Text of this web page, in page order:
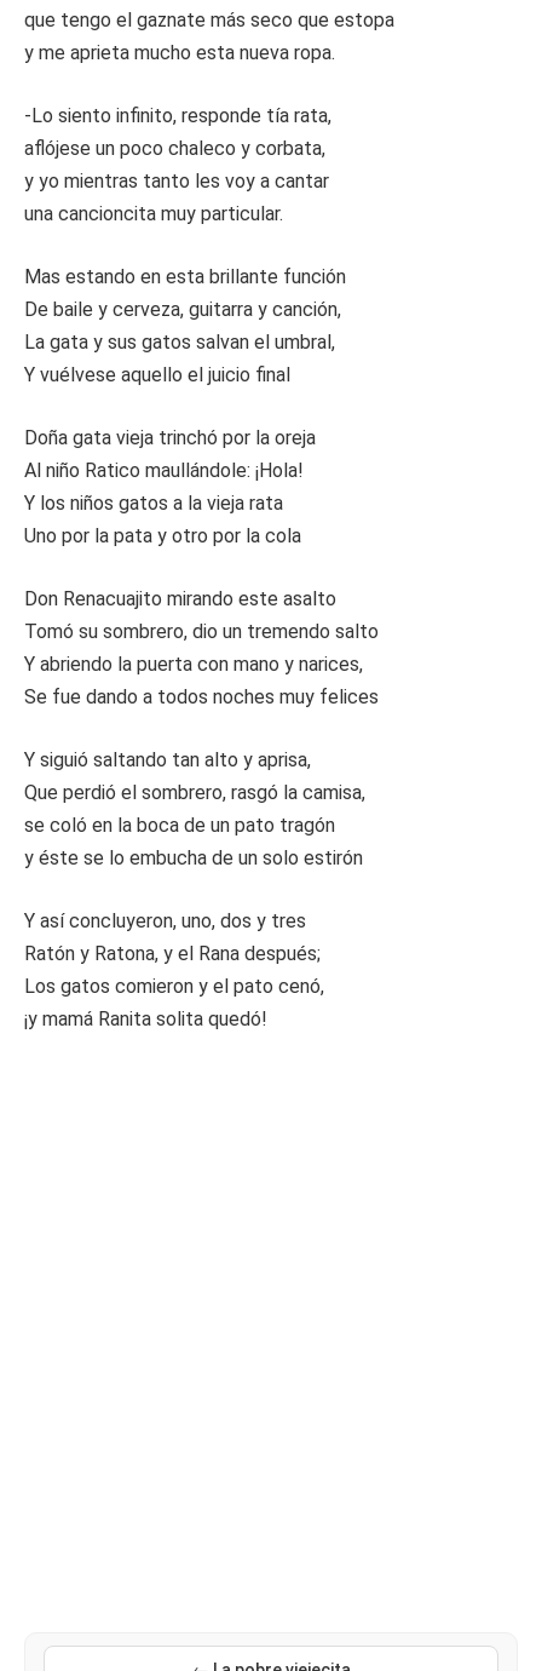
que tengo el gaznate más seco que estopa
y me aprieta mucho esta nueva ropa.
-Lo siento infinito, responde tía rata,
aflójese un poco chaleco y corbata,
y yo mientras tanto les voy a cantar
una cancioncita muy particular.
Mas estando en esta brillante función
De baile y cerveza, guitarra y canción,
La gata y sus gatos salvan el umbral,
Y vuélvese aquello el juicio final
Doña gata vieja trinchó por la oreja
Al niño Ratico maullándole: ¡Hola!
Y los niños gatos a la vieja rata
Uno por la pata y otro por la cola
Don Renacuajito mirando este asalto
Tomó su sombrero, dio un tremendo salto
Y abriendo la puerta con mano y narices,
Se fue dando a todos noches muy felices
Y siguió saltando tan alto y aprisa,
Que perdió el sombrero, rasgó la camisa,
se coló en la boca de un pato tragón
y éste se lo embucha de un solo estirón
Y así concluyeron, uno, dos y tres
Ratón y Ratona, y el Rana después;
Los gatos comieron y el pato cenó,
¡y mamá Ranita solita quedó!